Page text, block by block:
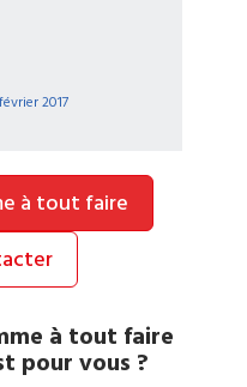
2017
à tout faire
à tout faire
pour vous ?